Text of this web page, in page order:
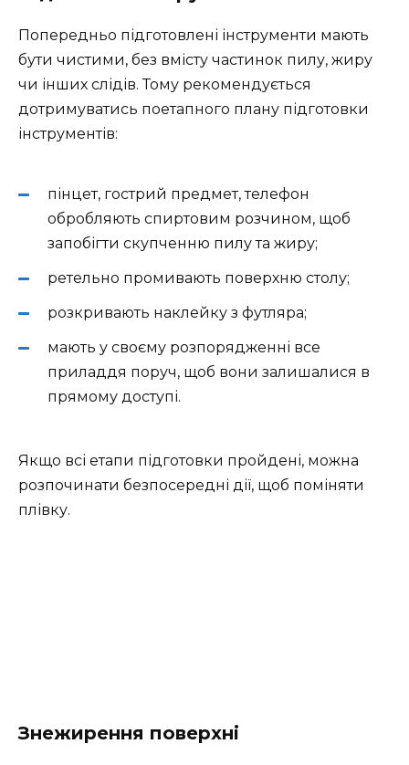
Попередньо підготовлені інструменти мають
бути чистими, без вмісту частинок пилу, жиру
чи інших слідів. Тому рекомендується
дотримуватись поетапного плану підготовки
інструментів:
пінцет, гострий предмет, телефон
обробляють спиртовим розчином, щоб
запобігти скупченню пилу та жиру;
ретельно промивають поверхню столу;
розкривають наклейку з футляра;
мають у своєму розпорядженні все
приладдя поруч, щоб вони залишалися в
прямому доступі.
Якщо всі етапи підготовки пройдені, можна
розпочинати безпосередні дії, щоб поміняти
плівку.
Знежирення поверхні